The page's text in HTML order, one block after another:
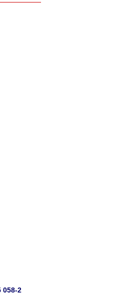
058-2